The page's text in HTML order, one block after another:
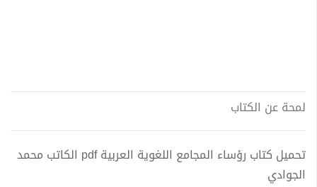
لمحة عن الكتاب
تحميل كتاب رؤساء المجامع اللغوية العربية pdf الكاتب محمد
الجوادي